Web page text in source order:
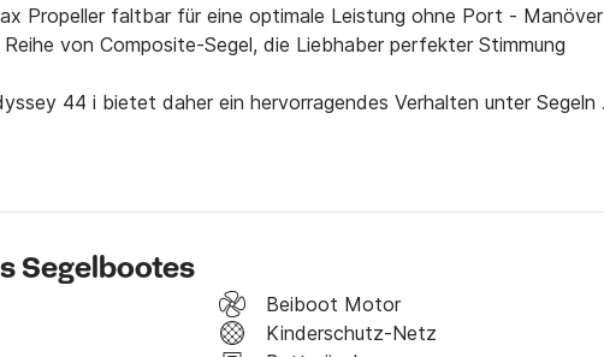
Propeller faltbar für eine optimale Leistung ohne Port - Manöver
von Composite-Segel, die Liebhaber perfekter Stimmung
44 i bietet daher ein hervorragendes Verhalten unter Segeln
bietet Platz für bis zu 12 Personen und verfügt über einen
zu kontaktieren, um weitere Informationen zu erhalten!
Frühlingswochenenden, um unsere Segelboote zu entdecken!
Segelbootes
Beiboot Motor
Kinderschutz-Netz